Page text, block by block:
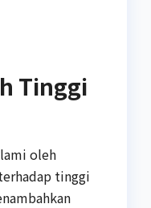
Tinggi
oleh
tinggi